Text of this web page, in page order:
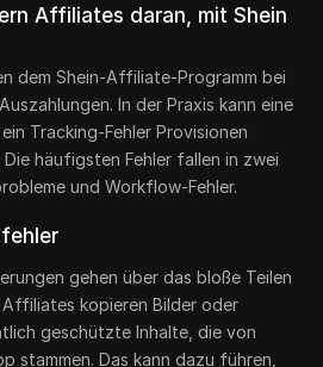
Affiliates daran, mit Shein
dem Shein-Affiliate-Programm bei
In der Praxis kann eine
Tracking-Fehler Provisionen
häufigsten Fehler fallen in zwei
und Workflow-Fehler.
gehen über das bloße Teilen
Affiliates kopieren Bilder oder
geschützte Inhalte, die von
stammen. Das kann dazu führen,